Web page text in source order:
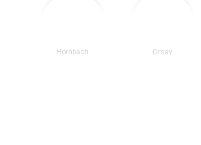
Hornbach Orsay